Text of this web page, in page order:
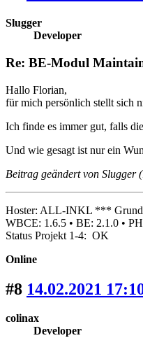
Slugger
Developer
Re: BE-Modul
Hallo Florian,
für mich persönlich stellt sich
Ich finde es immer gut, falls
Und wie gesagt ist nur ein
Beitrag geändert von Slugger
Hoster: ALL-INKL ***
WBCE: 1.6.5 • BE: 2.1.0 •
Status Projekt 1-4: OK
Online
#8 14.02.2021
colinax
Developer